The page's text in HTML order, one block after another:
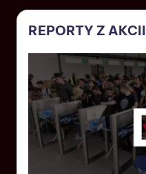
REPORTY Z AKCII